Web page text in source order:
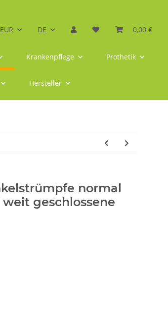
EUR DE 0,00 €
Krankenpflege Prothetik
Hersteller
normal
geschlossene